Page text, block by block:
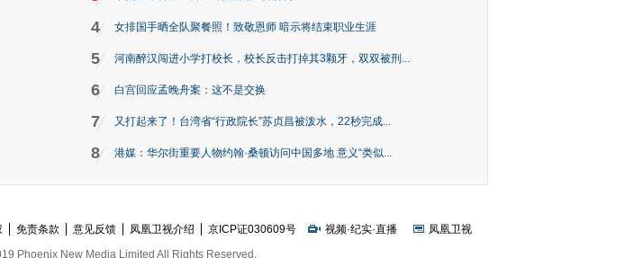
4 女排国手晒全队聚餐照！致敬恩师 暗示将结束职业生涯
5 河南醉汉闯进小学打校长，校长反击打掉其3颗牙，双双被刑...
6 白宫回应孟晚舟案：这不是交换
7 又打起来了！台湾省“行政院长”苏贞昌被泼水，22秒完成...
8 港媒：华尔街重要人物约翰·桑顿访问中国多地 意义“类似...
免责条款 意见反馈 凤凰卫视介绍 京ICP证030609号 视频·纪实·直播
凤凰卫视
Phoenix New Media Limited All Rights Reserved.